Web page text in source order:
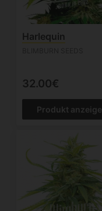
Harlequin
32.00€
Produkt